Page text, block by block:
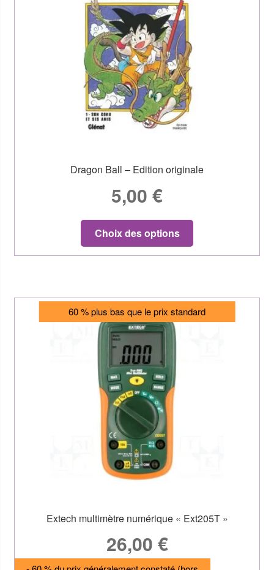
Dragon Ball – Edition originale
5,00 €
Choix des options
60 % plus bas que le prix standard
Extech multimètre numérique « Ext205T »
26,00 €